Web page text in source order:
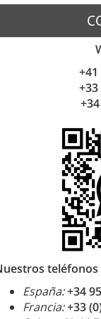
+41
+33
teléfonos
España:+34
Francia:+33